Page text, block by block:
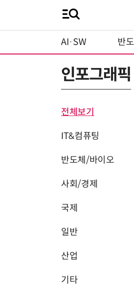
AI·SW 반도
인포그래픽
전체보기
IT&컴퓨팅
반도체/바이오
사회/경제
국제
일반
산업
기타